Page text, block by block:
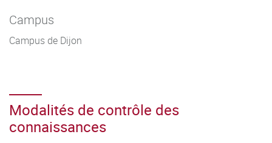
Campus
Campus de Dijon
Modalités de contrôle des
connaissances